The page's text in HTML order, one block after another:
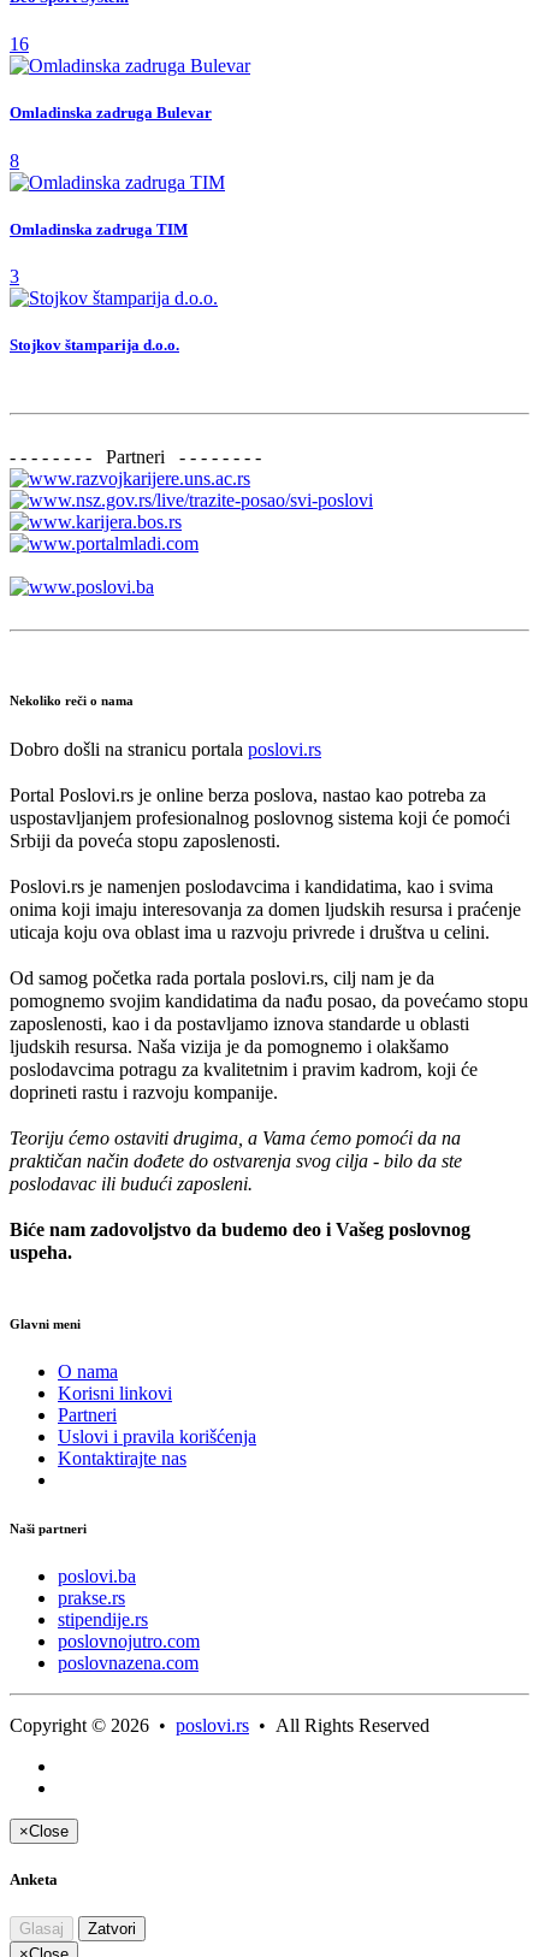
16
Omladinska zadruga Bulevar
8
Omladinska zadruga TIM
3
Stojkov štamparija d.o.o.
- - - - - - - - Partneri - - - - - - - -
Nekoliko reči o nama
Dobro došli na stranicu portala poslovi.rs
Portal Poslovi.rs je online berza poslova, nastao kao potreba za
uspostavljanjem profesionalnog poslovnog sistema koji će pomoći
Srbiji da poveća stopu zaposlenosti.
Poslovi.rs je namenjen poslodavcima i kandidatima, kao i svima
onima koji imaju interesovanja za domen ljudskih resursa i praćenje
uticaja koju ova oblast ima u razvoju privrede i društva u celini.
Od samog početka rada portala poslovi.rs, cilj nam je da
pomognemo svojim kandidatima da nađu posao, da povećamo stopu
zaposlenosti, kao i da postavljamo iznova standarde u oblasti
ljudskih resursa. Naša vizija je da pomognemo i olakšamo
poslodavcima potragu za kvalitetnim i pravim kadrom, koji će
doprineti rastu i razvoju kompanije.
Teoriju ćemo ostaviti drugima, a Vama ćemo pomoći da na
praktičan način dođete do ostvarenja svog cilja - bilo da ste
poslodavac ili budući zaposleni.
Biće nam zadovoljstvo da budemo deo i Vašeg poslovnog
uspeha.
Glavni meni
O nama
Korisni linkovi
Partneri
Uslovi i pravila korišćenja
Kontaktirajte nas
Naši partneri
poslovi.ba
prakse.rs
stipendije.rs
poslovnojutro.com
poslovnazena.com
Copyright © 2026 • poslovi.rs • All Rights Reserved
×Close
Anketa
Glasaj
Zatvori